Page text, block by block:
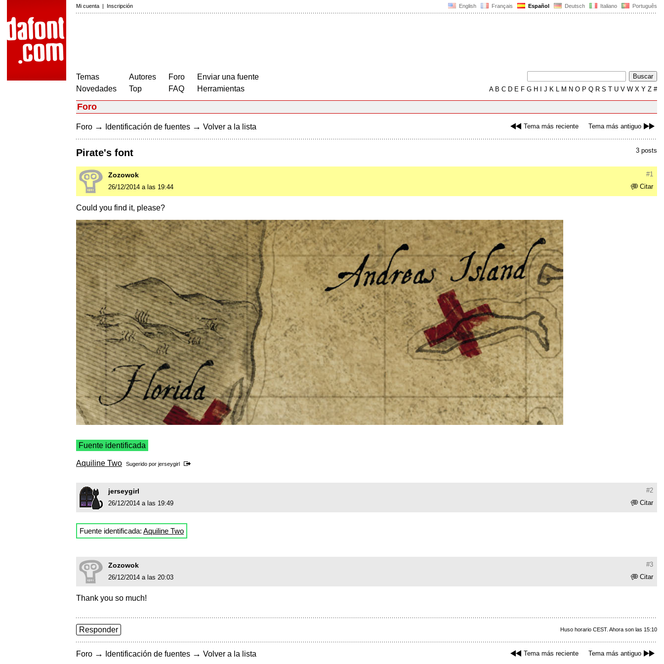
English Français Español Deutsch Italiano Português
Mi cuenta | Inscripción
Temas
Novedades
Autores
Top
Foro
FAQ
Enviar una fuente
Herramientas
AB C D E F G H J K L M N O P Q R S T U V W X Y Z #
Foro
Tema más reciente Tema más antiguo
Foro → Identificación de fuentes → Volver a la lista
3 posts
Pirate's font
#1
Zozowok
Citar
26/12/2014 a las 19:44
Could you find it, please?
Fuente identificada
Aquiline Two Sugerido por jerseygirl
#2
jerseygirl
Citar
26/12/2014 a las 19:49
Fuente identificada: Aquiline Two
#3
Zozowok
Citar
26/12/2014 a las 20:03
Thank you so much!
Huso horario CEST. Ahora son las 15:10
Responder
Tema más reciente Tema más antiguo
Foro → Identificación de fuentes → Volver a la lista